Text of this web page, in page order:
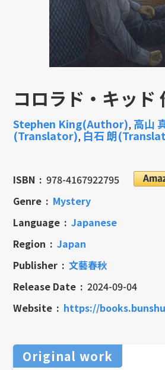
コロラド・キッド
Stephen King(Author), 高山
(Translator), 白石 朗
ISBN
978-4167922795
Genre
Mystery
Language
Japanese
Region
Japan
Publisher
文藝春秋
Release Date
2024-09-04
Website
https://books.bunshun.jp/ud/
Original work